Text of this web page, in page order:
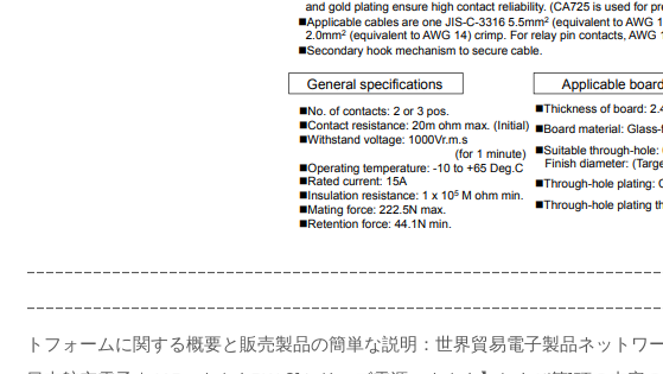
------------------------------------------------------------------------3、
トフォームに関する概要と販売製品の簡単な説明：世界貿易電子製品ネット